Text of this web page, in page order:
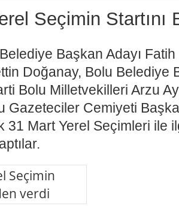
Seçimin Startını
Başkan Adayı
Doğanay, Bolu Belediye
Bolu Milletvekilleri Arzu
Gazeteciler Cemiyeti
31 Mart Yerel Seçimleri ile